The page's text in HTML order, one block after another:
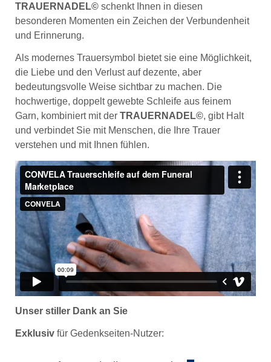
TRAUERNADEL© schenkt Ihnen in diesen
besonderen Momenten ein Zeichen der Verbundenheit
und Erinnerung.
Als modernes Trauersymbol bietet sie eine Möglichkeit,
die Liebe und den Verlust auf dezente, aber
bedeutungsvolle Weise sichtbar zu machen. Die
hochwertige, doppelt gewebte Schleife aus feinem
Garn, kombiniert mit der TRAUERNADEL©, gibt Halt
und verbindet Sie mit Menschen, die Ihre Trauer
verstehen und mit Ihnen fühlen.
Unser stiller Dank an Sie
Exklusiv für Gedenkseiten-Nutzer: